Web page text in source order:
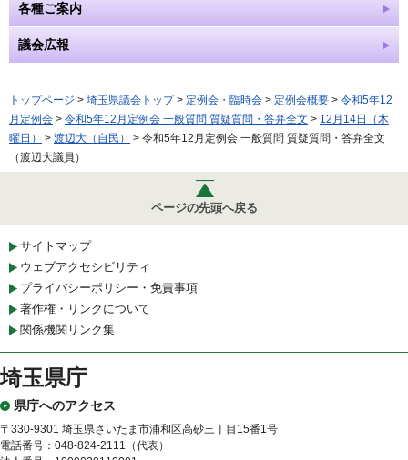
各種ご案内
議会広報
トップページ > 埼玉県議会トップ> 定例会・臨時会 > 定例会概要 > 令和5年12
月定例会 > 令和5年12月定例会 一般質問 質疑質問・答弁全文 > 12月14日（木
曜日）
> 渡辺大（自民）
> 令和5年12月定例会 一般質問 質疑質問・答弁全文
（渡辺大議員）
ページの先頭へ戻る
サイトマップ
ウェブアクセシビリティ
プライバシーポリシー・免責事項
著作権・リンクについて
関係機関リンク集
埼玉県庁
県庁へのアクセス
〒330-9301 埼玉県さいたま市浦和区高砂三丁目15番1号
電話番号：048-824-2111（代表）